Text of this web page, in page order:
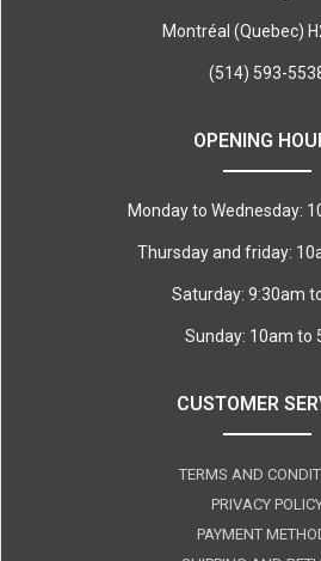
Montréal (Quebec)
(514) 593-
OPENING
Monday to Wednesday:
Thursday and friday:
Saturday: 9:30am
Sunday: 10am to
CUSTOMER
TERMS AND
PRIVACY
PAYMENT